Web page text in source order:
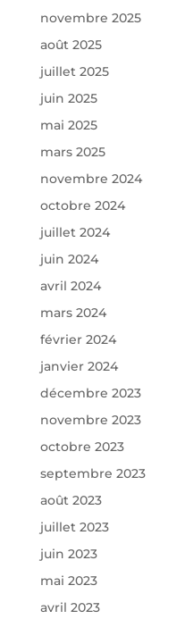
novembre 2025
août 2025
juillet 2025
juin 2025
mai 2025
mars 2025
novembre 2024
octobre 2024
juillet 2024
juin 2024
avril 2024
mars 2024
février 2024
janvier 2024
décembre 2023
novembre 2023
octobre 2023
septembre 2023
août 2023
juillet 2023
juin 2023
mai 2023
avril 2023